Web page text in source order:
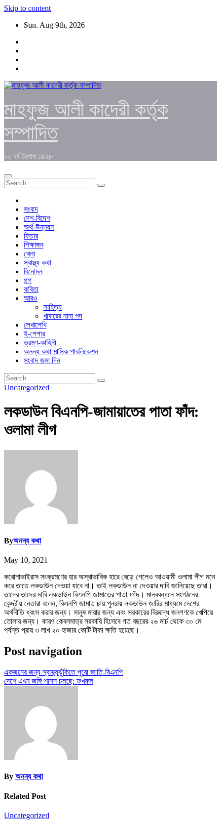
Skip to content
Sun. Aug 9th, 2026
মাহফুজ আলী কাদেরী কর্তৃক
সম্পাদিত
১২ বর্ষ বৈশাখ ১৪২৮
সংবাদ
দেশ-বিদেশ
অর্থ-উন্নয়ন
ফিচার
শিক্ষাঙ্গন
খেলা
স্বাস্থ্য কথা
বিনোদন
গল্প
কবিতা
আরও
সাহিত্য
খাবারের নানা পদ
লেখালেখি
ই-পেপার
ভ্রমণ-কাহিনী
অনন্য কথা মাসিক পাবলিকেশন
সংবাদ জমা দিন
Uncategorized
লকডাউন বিএনপি-জামায়াতের পাতা ফাঁদ:
ওলামা লীগ
Byঅনন্য কথা
May 10, 2021
করোনাভাইরাস সংক্রমণের হার অস্বাভাবিক হারে বেড়ে গেলেও আওয়ামী ওলামা লীগ মনে
করে তাতে লকডাউন দেওয়া যাবে না। তাই লকডাউন না দেওয়ার দাবি জানিয়েছে তারা।
তাদের তাদের দাবি লকডাউন বিএনপি জামাতের পাতা ফাঁদ। মানববন্ধনে সংগঠনের
কেন্দ্রীয় নেতারা বলেন, বিএনপি জামাত চায় পুনরায় লকডাউন জারির মাধ্যমে দেশের
অর্থনীতি ধ্বংস করার জন্য। মানুষ মারার জন্য এবং সরকারের বিরুদ্ধে জনগণকে খেপিয়ে
তোলার জন্য। কারণ কেবলমাত্র সরকারি হিসেবে গত বছরের ২৬ মার্চ থেকে ৩০ মে
পর্যন্ত প্রায় ৩ লাখ ২০ হাজার কোটি টাকা ক্ষতি হয়েছে।
Post navigation
একজনের জন্য স্বাস্থ্যঝুঁকিতে পুরো জাতি-বিএনপি
দেশে এখন জঙ্গি শাসন চলছে: ফখরুল
By অনন্য কথা
Related Post
Uncategorized